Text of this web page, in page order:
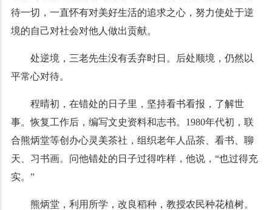
待一切，一直怀有对美好生活的追求之心，努力使处于逆
境的自己对社会对他人做出贡献。
处逆境，三老先生没有丢弃时日。后处顺境，仍然以
平常心对待。
程晴初，在错处的日子里，坚持看书看报，了解世
事。恢复工作后，编写文史资料和志书。1980年代初，联
合熊炳堂等创办心灵美茶社，组织老年人品茶、看书、聊
天、习书画。问他错处的日子过得咋样，他说，“也过得充
实。”
熊炳堂，利用所学，改良稻种，教授农民种花植树。